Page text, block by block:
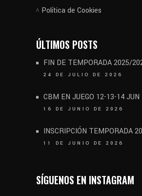
Política de Cookies
ÚLTIMOS POSTS
FIN DE TEMPORADA 2025/
24 DE JULIO DE 2026
CBM EN JUEGO 12-13-14 JUN
16 DE JUNIO DE 2026
INSCRIPCIÓN TEMPORADA
11 DE JUNIO DE 2026
SÍGUENOS EN INSTAGRAM